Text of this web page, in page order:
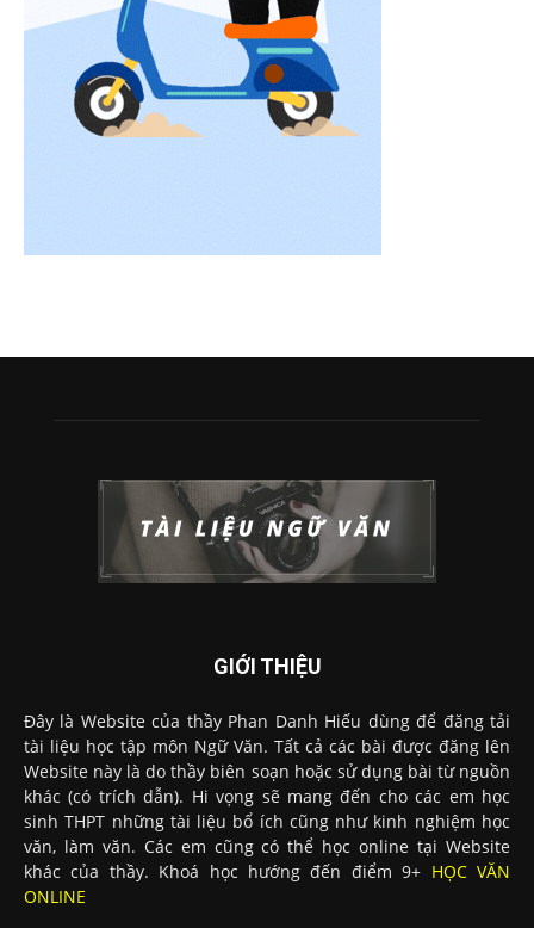
GIỚI THIỆU
Đây là Website của thầy Phan Danh Hiếu dùng để đăng tải
tài liệu học tập môn Ngữ Văn. Tất cả các bài được đăng lên
Website này là do thầy biên soạn hoặc sử dụng bài từ nguồn
khác (có trích dẫn). Hi vọng sẽ mang đến cho các em học
sinh THPT những tài liệu bổ ích cũng như kinh nghiệm học
văn, làm văn. Các em cũng có thể học online tại Website
khác của thầy. Khoá học hướng đến điểm 9+ HỌC VĂN
ONLINE